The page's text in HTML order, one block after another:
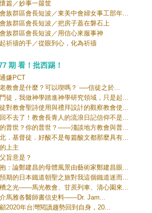
起勞苦。 23 我希望，當我
就立刻差他去看你們。 24
自來看你們。 25 我想，我
到你們那裏去。你們選派他
同作戰。 26 他很想念你們
生病的消息，非常難過。 27
更大的憂傷。 28 所以，我
以高高興興地跟他團聚；這
望你們在主裏歡歡喜喜地
的人； 30 因為他為基督的
，為了要彌補你們未能服事
喜樂，也讓我分享你們的喜
篇／妙事一籮筐
族群區會長短波／東美中會婦女事工部年...
族群區會長短波／把房子蓋在磐石上
族群區會長短波／用信心來服事神
祈禱的手／從眼到心，化為祈禱
期 看！批西踢！
嫌PCT
教會是什麼？可以喫嗎？ ──信徒之於...
徒，我做神學踏進神學研究領域，只是起...
對教會聖詩使用與禮拜設計的觀察教會使...
不去了！教會長青人的流浪日記信仰不是...
普世？你的普世？——淺談地方教會與普...
．基督徒．好酸不是每篇酸文都那麼具有...
上主
旨意是？
：論鄭建昌的母體風景由藝術家鄭建昌眼...
期的日本鐵道朝聖之旅對我這個鐵道迷而...
之光——馬光教會、甘蔗列車、清心園來...
馬雅各醫師書信史料——Dr. Jam...
2020年台灣閱讀趨勢回到自身，20...